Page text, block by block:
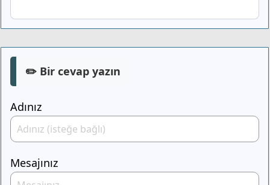
✏️ Bir cevap yazın
Adınız
Mesajınız